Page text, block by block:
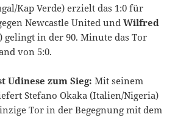
Kap Verde) erzielt das 1:0 für
Newcastle United undWilfred
gelingt in der 90. Minute das Tor
von 5:0.
Udinese zum Sieg: Mit seinem
Stefano Okaka (Italien/Nigeria)
Tor in der Begegnung mit dem